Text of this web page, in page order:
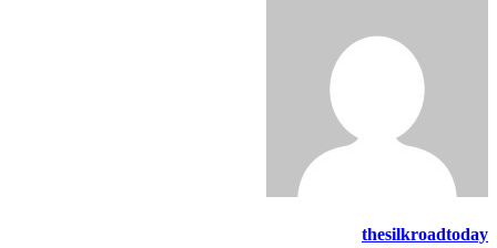
thesilkroadtoday